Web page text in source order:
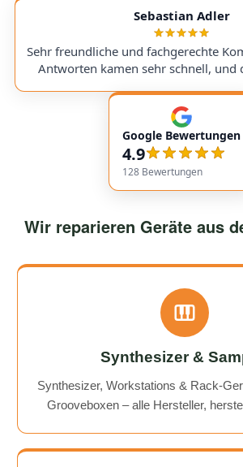
service with very transparent
sent in my Victory V4 Amp (Duchess).
a replacement part, I was always
would use them again
Sebastian Adler
Sehr freundliche und fachgerechte
Antworten kamen sehr schnell, und
empfehlenswert! Very friendly and professional
communication. Responses came
service overall was extremely
Highly recommended!
Google Bewertungen
4.9
128 Bewertungen
Wir reparieren Geräte aus
Synthesizer &
Synthesizer, Workstations & Rack-
Grooveboxen – alle Hersteller,